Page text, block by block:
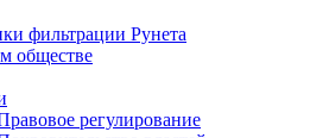
фильтрации Рунета
обществе
регулирование